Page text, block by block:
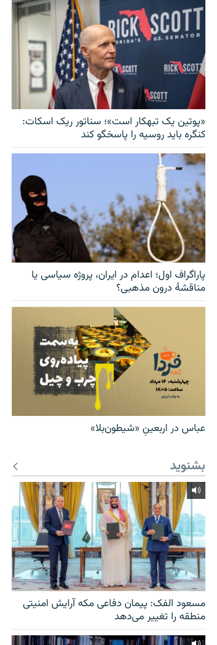
«پوتین یک تبهکار است»؛ سناتور ریک اسکات:
کنگره باید روسیه را پاسخگو کند
پاراگراف اول؛ اعدام در ایران، پروژه سیاسی یا
مناقشهٔ درون مذهبی؟
عباس در اربعینِ «شیطون‌بلا»
بشنوید
مسعود الفک: پیمان دفاعی مکه آرایش امنیتی
منطقه را تغییر می‌دهد